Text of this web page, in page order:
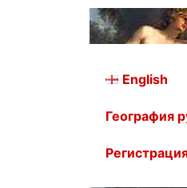
English
География